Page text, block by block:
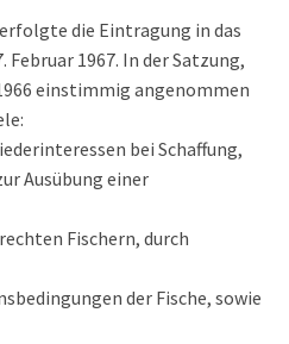
die Eintragung in das
Februar 1967. In der Satzung,
einstimmig angenommen
bei Schaffung,
Ausübung einer
Fischern, durch
der Fische, sowie